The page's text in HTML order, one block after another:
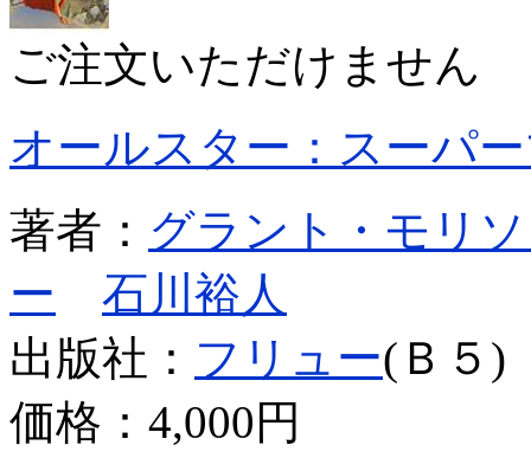
ご注文いただけません
オールスター：スーパ
著者： グラント・モリ
ー
石川裕人
出版社： フリュー(Ｂ５)
価格： 4,000円